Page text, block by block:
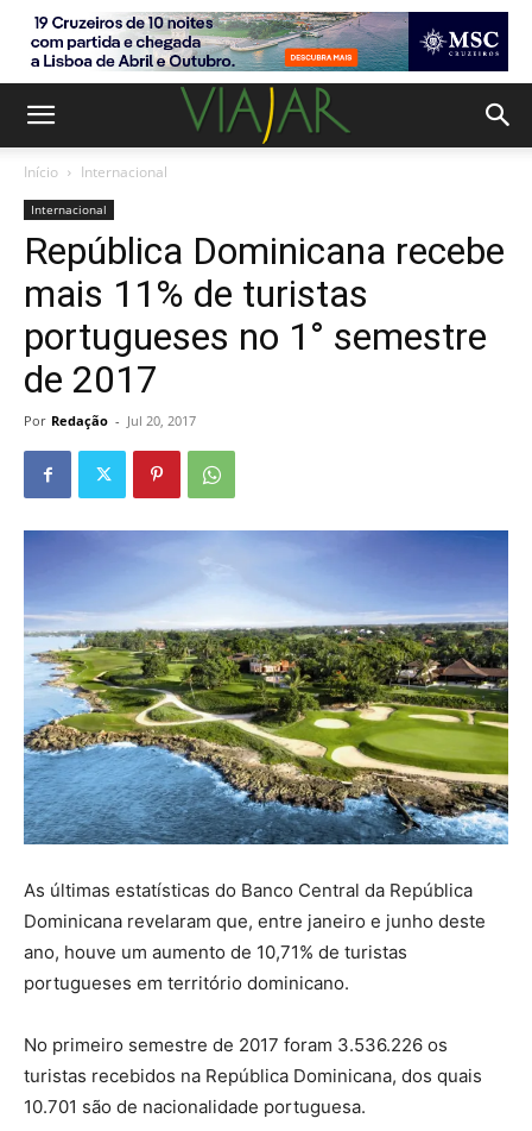
Início Internacional
Internacional
República Dominicana recebe
mais 11% de turistas
portugueses no 1° semestre
de 2017
Por Redação - Jul 20, 2017
As últimas estatísticas do Banco Central da República
Dominicana revelaram que, entre janeiro e junho deste
ano, houve um aumento de 10,71% de turistas
portugueses em território dominicano.
No primeiro semestre de 2017 foram 3.536.226 os
turistas recebidos na República Dominicana, dos quais
10.701 são de nacionalidade portuguesa.